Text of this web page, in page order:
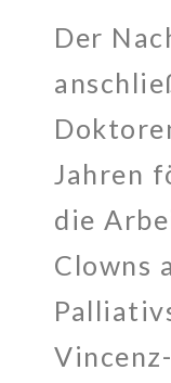
Der
Jahren
die
Clowns